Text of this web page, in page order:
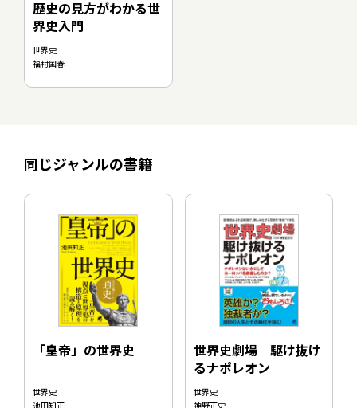
歴史の見方がわかる世
界史入門
世界史
福村国春
同じジャンルの書籍
「皇帝」の世界史
世界史
世界史劇場 駆け抜け
るナポレオン
世界史
神野正史